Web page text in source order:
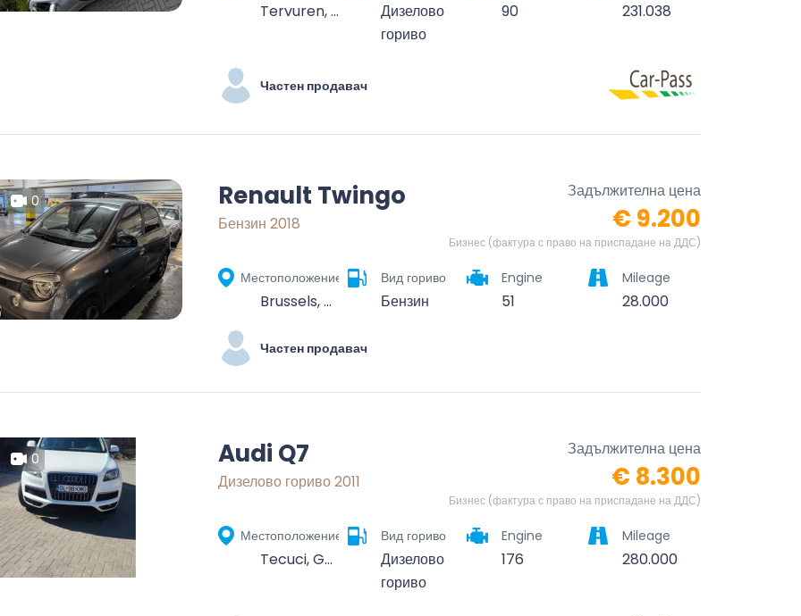
Tervuren, Leuven, Vlaams-Brabant, Vlaanderen, 3080, België
Дизелово
гориво
90 231.038
Частен продавач
0 Renault Twingo
Бензин 2018
Задължителна цена
€ 9.200
Бизнес (фактура с право на приспадане на ДДС)
Местоположение
Brussels, Brussels-Capital, Belgium
Вид гориво
Бензин
Engine
51
Mileage
28.000
Частен продавач
0 Audi Q7
Дизелово гориво 2011
Задължителна цена
€ 8.300
Бизнес (фактура с право на приспадане на ДДС)
Местоположение
Tecuci, Galați, România
Вид гориво
Дизелово
гориво
Engine
176
Mileage
280.000